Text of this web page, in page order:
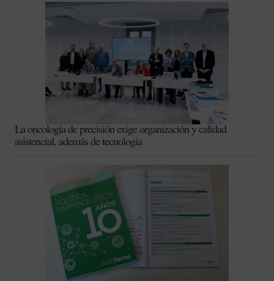
La oncología de precisión exige organización y calidad
asistencial, además de tecnología